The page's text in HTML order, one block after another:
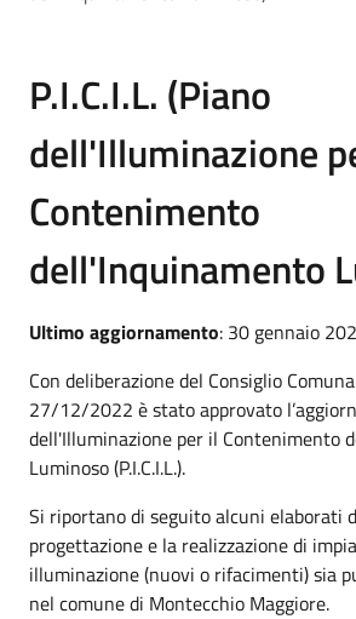
P.I.C.I.L. (Piano
dell'Illuminazione
Contenimento
dell'Inquinamento
Ultimo aggiornamento: 30 gennaio
Con deliberazione del Consiglio
27/12/2022 è stato approvato
dell'Illuminazione per il Contenimento
Luminoso (P.I.C.I.L.).
Si riportano di seguito alcuni elaborati
progettazione e la realizzazione di
illuminazione (nuovi o rifacimenti) sia
nel comune di Montecchio Maggiore.